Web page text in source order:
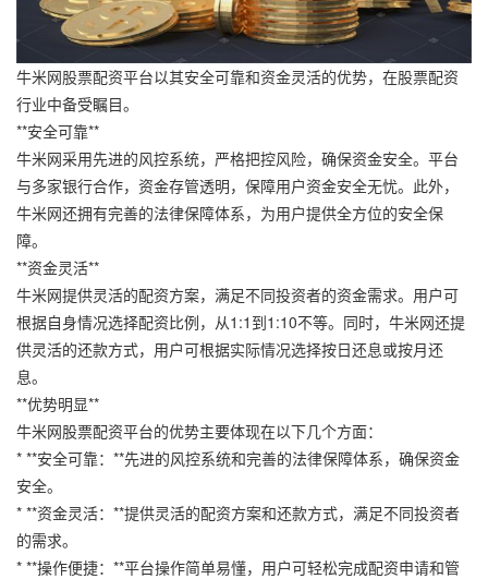
牛米网股票配资平台以其安全可靠和资金灵活的优势，在股票配资
行业中备受瞩目。
**安全可靠**
牛米网采用先进的风控系统，严格把控风险，确保资金安全。平台
与多家银行合作，资金存管透明，保障用户资金安全无忧。此外，
牛米网还拥有完善的法律保障体系，为用户提供全方位的安全保
障。
**资金灵活**
牛米网提供灵活的配资方案，满足不同投资者的资金需求。用户可
根据自身情况选择配资比例，从1:1到1:10不等。同时，牛米网还提
供灵活的还款方式，用户可根据实际情况选择按日还息或按月还
息。
**优势明显**
牛米网股票配资平台的优势主要体现在以下几个方面：
* **安全可靠：**先进的风控系统和完善的法律保障体系，确保资金
安全。
* **资金灵活：**提供灵活的配资方案和还款方式，满足不同投资者
的需求。
* **操作便捷：**平台操作简单易懂，用户可轻松完成配资申请和管